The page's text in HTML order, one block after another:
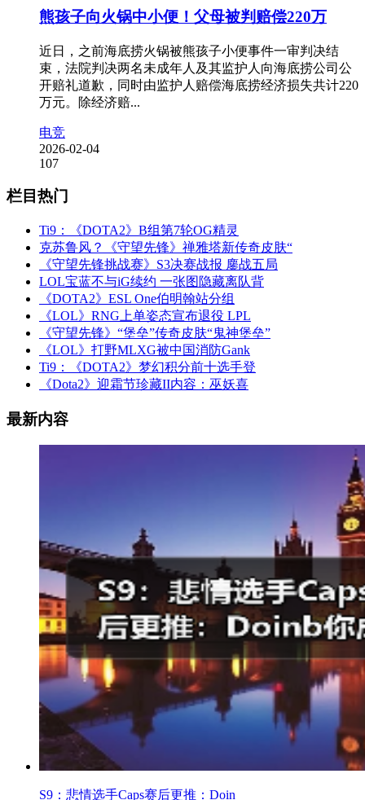
熊孩子向火锅中小便！父母被判赔偿220万
近日，之前海底捞火锅被熊孩子小便事件一审判决结
束，法院判决两名未成年人及其监护人向海底捞公司公
开赔礼道歉，同时由监护人赔偿海底捞经济损失共计220
万元。除经济赔...
电竞
2026-02-04
107
栏目热门
Ti9：《DOTA2》B组第7轮OG精灵
克苏鲁风？《守望先锋》禅雅塔新传奇皮肤“
《守望先锋挑战赛》S3决赛战报 鏖战五局
LOL宝蓝不与iG续约 一张图隐藏离队背
《DOTA2》ESL One伯明翰站分组
《LOL》RNG上单姿态宣布退役 LPL
《守望先锋》“堡垒”传奇皮肤“鬼神堡垒”
《LOL》打野MLXG被中国消防Gank
Ti9：《DOTA2》梦幻积分前十选手登
《Dota2》迎霜节珍藏II内容：巫妖喜
最新内容
S9：悲情选手Caps赛后更推：Doin